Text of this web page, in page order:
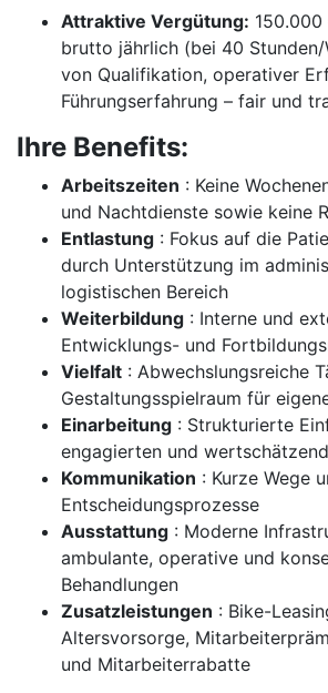
Attraktive Vergütung:
brutto jährlich (bei 40 Stunden/
von Qualifikation, operativer
Führungserfahrung – fair und
Ihre Benefits:
Arbeitszeiten : Keine
und Nachtdienste sowie keine
Entlastung : Fokus auf die
durch Unterstützung im
logistischen Bereich
Weiterbildung : Interne und
Entwicklungs- und
Vielfalt : Abwechslungsreiche
Gestaltungsspielraum für
Einarbeitung : Strukturierte
engagierten und
Kommunikation : Kurze Wege
Entscheidungsprozesse
Ausstattung : Moderne
ambulante, operative und
Behandlungen
Zusatzleistungen : Bike-
Altersvorsorge,
und Mitarbeiterrabatte